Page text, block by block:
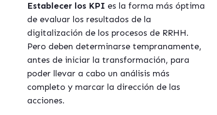
Establecer los KPI es la forma más óptima
de evaluar los resultados de la
digitalización de los procesos de RRHH.
Pero deben determinarse tempranamente,
antes de iniciar la transformación, para
poder llevar a cabo un análisis más
completo y marcar la dirección de las
acciones.